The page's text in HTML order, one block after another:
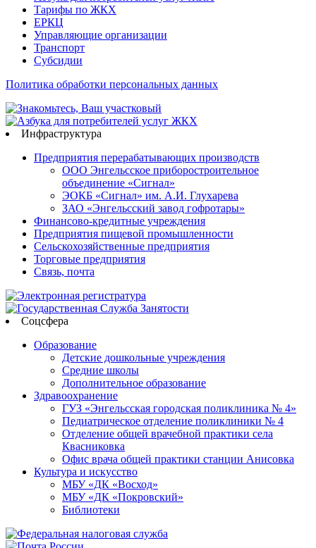
Тарифы по ЖКХ
ЕРКЦ
Управляющие организации
Транспорт
Субсидии
Политика обработки персональных данных
Инфраструктура
Предприятия перерабатывающих производств
ООО Энгельсское приборостроительное
объединение «Сигнал»
ЭОКБ «Сигнал» им. А.И. Глухарева
ЗАО «Энгельсский завод гофротары»
Финансово-кредитные учреждения
Предприятия пищевой промышленности
Сельскохозяйственные предприятия
Торговые предприятия
Связь, почта
Соцсфера
Образование
Детские дошкольные учреждения
Средние школы
Дополнительное образование
Здравоохранение
ГУЗ «Энгельсская городская поликлиника № 4»
Педиатрическое отделение поликлиники № 4
Отделение общей врачебной практики села
Квасниковка
Офис врача общей практики станции Анисовка
Культура и искусство
МБУ «ДК «Восход»
МБУ «ДК «Покровский»
Библиотеки